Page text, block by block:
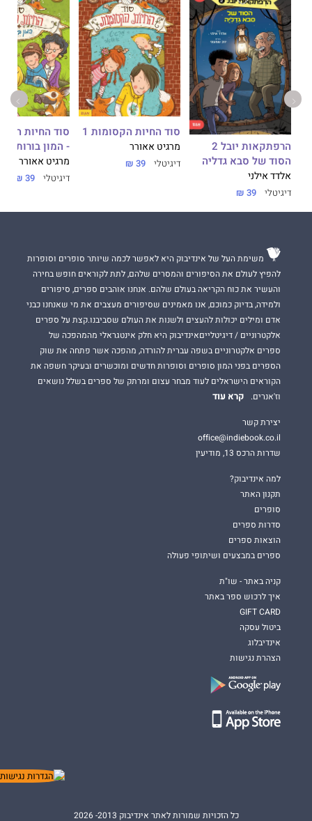
הרפתקאות יובל 2
הסוד של סבא גדליה
אלדד אילני
דיגיטלי 39 ₪
סוד החיות הקסומות 1
מרגיט אאורר
דיגיטלי 39 ₪
- המון בורות
מרגיט אאורר
דיגיטלי 39 ₪
משימת העל של אינדיבוק היא לאפשר לכמה שיותר סופרים וסופרות
להפיץ לעולם את הסיפורים והמסרים שלהם, לתת לקוראים חופש בחירה
והעשיר את כוח הקריאה בעולם שלהם. אנחנו אוהבים ספרים, סיפורים
ולמידה, בדיוק כמוכם, אנו מאמינים שסיפורים מעצבים את מי שאנחנו כבני
אדם ומילים יכולות להעצים ולשנות את העולם שסביבנו.קצת על ספרים
אלקטרוניים / דיגיטלייםאינדיבוק היא חלק אינטגראלי מהמהפכה של
ספרים אלקטרוניים בשפה עברית להורדה, מהפכה אשר פתחה את שוק
הספרים בפני המון סופרים וסופרות חדשים ומוכשרים ובעיקר חשפה את
הקוראים הישראלים לעוד מבחר עצום ומרתק של ספרים בשלל נושאים
וז'אנרים.
קרא עוד
יצירת קשר
office@indiebook.co.il
שדרות הרכס 13, מודיעין
למה אינדיבוק?
תקנון האתר
סופרים
סדרות ספרים
הוצאות ספרים
ספרים במבצעים ושיתופי פעולה
קניה באתר - שו"ת
איך לרכוש ספר באתר
GIFT CARD
ביטול עסקה
אינדיבלוג
הצהרת נגישות
כל הזכויות שמורות לאתר אינדיבוק 2013- 2026